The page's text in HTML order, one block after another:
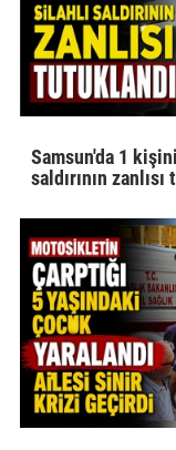
Samsun'da 1
saldırının